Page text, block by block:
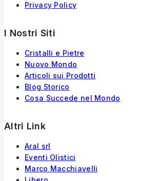
Privacy Policy
I Nostri Siti
Cristalli e Pietre
Nuovo Mondo
Articoli sui Prodotti
Blog Storico
Cosa Succede nel Mondo
Altri Link
Aral srl
Eventi Olistici
Marco Macchiavelli